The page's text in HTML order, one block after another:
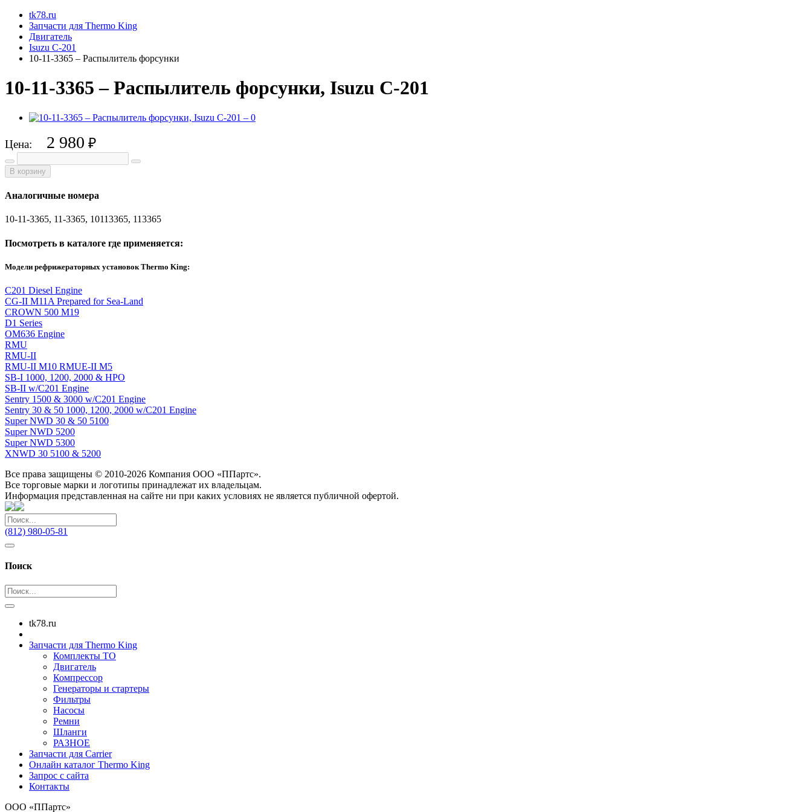
tk78.ru
Запчасти для Thermo King
Двигатель
Isuzu C-201
10-11-3365 – Распылитель форсунки
10-11-3365 – Распылитель форсунки, Isuzu C-201
Цена: 2 980 ₽
В корзину
Аналогичные номера
10-11-3365, 11-3365, 10113365, 113365
Посмотреть в каталоге где применяется:
Модели рефрижераторных установок Thermo King:
C201 Diesel Engine
CG-II M11A Prepared for Sea-Land
CROWN 500 M19
D1 Series
OM636 Engine
RMU
RMU-II
RMU-II M10 RMUE-II M5
SB-I 1000, 1200, 2000 & HPO
SB-II w/C201 Engine
Sentry 1500 & 3000 w/C201 Engine
Sentry 30 & 50 1000, 1200, 2000 w/C201 Engine
Super NWD 30 & 50 5100
Super NWD 5200
Super NWD 5300
XNWD 30 5100 & 5200
Все права защищены © 2010-2026 Компания ООО «ППартс».
Все торговые марки и логотипы принадлежат их владельцам.
Информация представленная на сайте ни при каких условиях не является публичной офертой.
(812) 980-05-81
Поиск
tk78.ru
Запчасти для Thermo King
Комплекты ТО
Двигатель
Компрессор
Генераторы и стартеры
Фильтры
Насосы
Ремни
Шланги
РАЗНОЕ
Запчасти для Carrier
Онлайн каталог Thermo King
Запрос с сайта
Контакты
ООО «ППартс»